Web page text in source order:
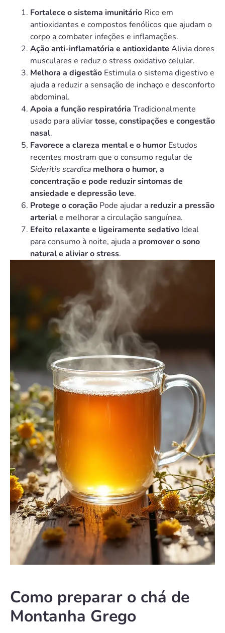
Fortalece o sistema imunitário Rico em
antioxidantes e compostos fenólicos que ajudam o
corpo a combater infeções e inflamações.
Ação anti-inflamatória e antioxidante Alivia dores
musculares e reduz o stress oxidativo celular.
Melhora a digestão Estimula o sistema digestivo e
ajuda a reduzir a sensação de inchaço e desconforto
abdominal.
Apoia a função respiratória Tradicionalmente
usado para aliviartosse, constipações e congestão
nasal.
Favorece a clareza mental e o humor Estudos
recentes mostram que o consumo regular de
Sideritis scardica melhora o humor, a
concentração e pode reduzir sintomas de
ansiedade e depressão leve.
Protege o coração Pode ajudar a reduzir a pressão
arteriale melhorar a circulação sanguínea.
Efeito relaxante e ligeiramente sedativo Ideal
para consumo à noite, ajuda a promover o sono
natural e aliviar o stress.
Como preparar o chá de
Montanha Grego